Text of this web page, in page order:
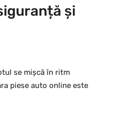
și
se mișcă în ritm
piese auto online este